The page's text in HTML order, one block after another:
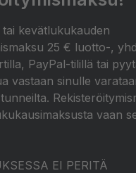
kevätlukukauden
25 € luotto-,
PayPal-tilillä tai
vastaan sinulle
vaan
EI PERITÄ